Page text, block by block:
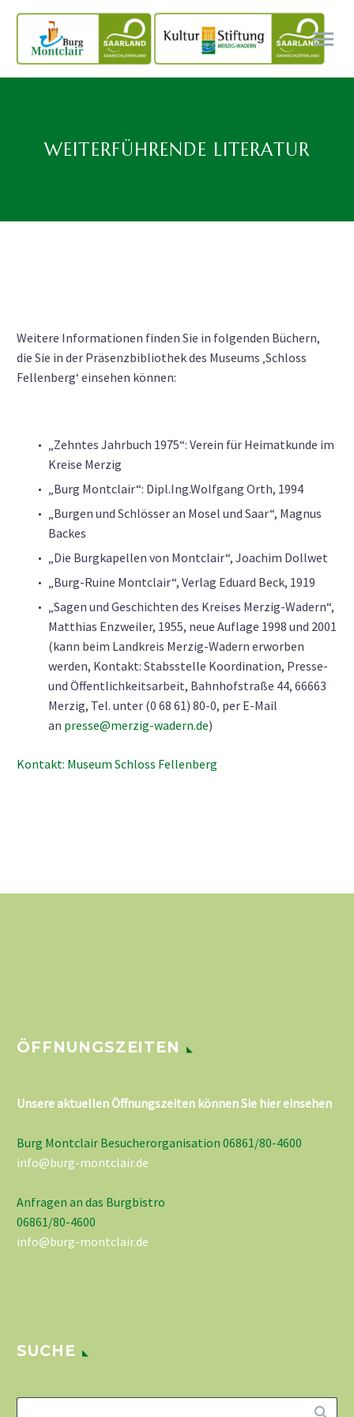
WEITERFÜHRENDE LITERATUR
Weitere Informationen finden Sie in folgenden Büchern,
die Sie in der Präsenzbibliothek des Museums ‚Schloss
Fellenberg‘ einsehen können:
„Zehntes Jahrbuch 1975“: Verein für Heimatkunde im
Kreise Merzig
„Burg Montclair“: Dipl.Ing.Wolfgang Orth, 1994
„Burgen und Schlösser an Mosel und Saar“, Magnus
Backes
„Die Burgkapellen von Montclair“, Joachim Dollwet
„Burg-Ruine Montclair“, Verlag Eduard Beck, 1919
„Sagen und Geschichten des Kreises Merzig-Wadern“,
Matthias Enzweiler, 1955, neue Auflage 1998 und 2001
(kann beim Landkreis Merzig-Wadern erworben
werden, Kontakt: Stabsstelle Koordination, Presse-
und Öffentlichkeitsarbeit, Bahnhofstraße 44, 66663
Merzig, Tel. unter (0 68 61) 80-0, per E-Mail
an presse@merzig-wadern.de)
Kontakt: Museum Schloss Fellenberg
ÖFFNUNGSZEITEN
Unsere aktuellen Öffnungszeiten können Sie hier einsehen
Burg Montclair Besucherorganisation 06861/80-4600
info@burg-montclair.de
Anfragen an das Burgbistro
06861/80-4600
info@burg-montclair.de
SUCHE